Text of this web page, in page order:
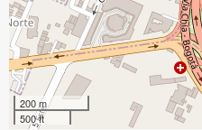
200 m
500 ft